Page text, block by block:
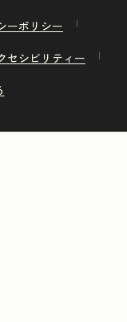
ーポリシー
セシビリティー